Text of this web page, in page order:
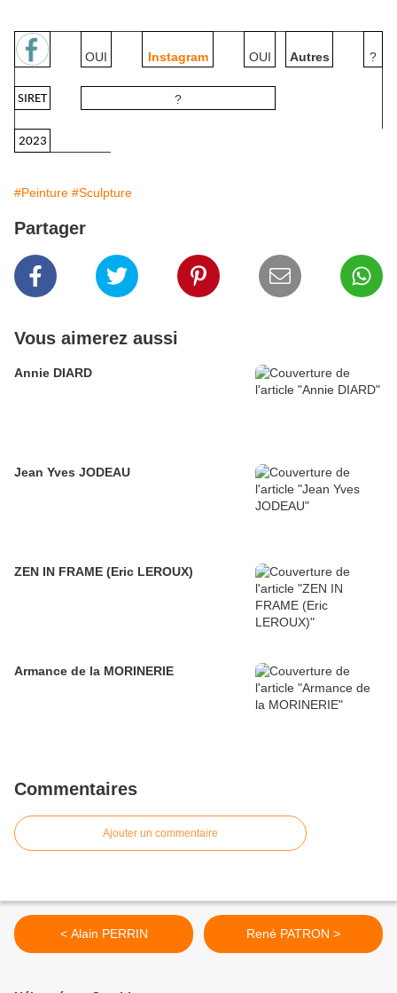
OUI Instagram OUI Autres ?
SIRET ?
2023
#Peinture #Sculpture
Partager
Vous aimerez aussi
Annie DIARD
Jean Yves JODEAU
ZEN IN FRAME (Eric LEROUX)
Armance de la MORINERIE
Commentaires
Ajouter un commentaire
< Alain PERRIN René PATRON >